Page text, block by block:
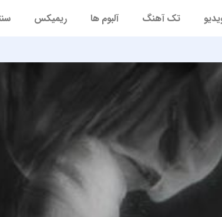
تک آهنگ آلبوم ها ریمیکس